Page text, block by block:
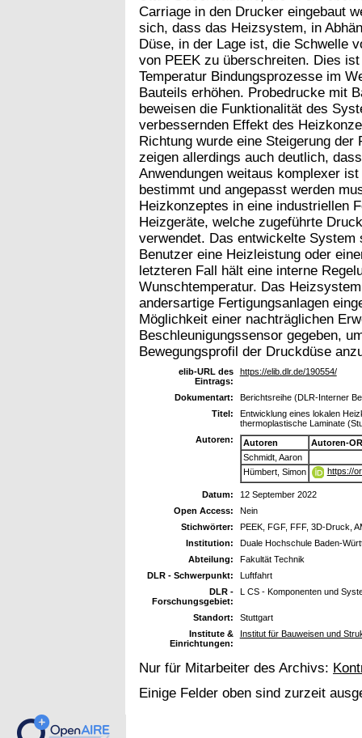
Carriage in den Drucker eingebaut
sich, dass das Heizsystem, in
Düse, in der Lage ist, die Schwelle
von PEEK zu überschreiten. Dies
Temperatur Bindungsprozesse im
Bauteils erhöhen. Probedrucke mit
beweisen die Funktionalität des
verbessernden Effekt des
Richtung wurde eine Steigerung
zeigen allerdings auch deutlich,
Anwendungen weitaus komplexer
bestimmt und angepasst werden
Heizkonzeptes in eine industriellen
Heizgeräte, welche zugeführte
verwendet. Das entwickelte
Benutzer eine Heizleistung oder
letzteren Fall hält eine interne
Wunschtemperatur. Das
andersartige Fertigungsanlagen
Möglichkeit einer nachträglichen
Beschleunigungssensor gegeben,
Bewegungsprofil der Druckdüse
elib-URL des
Eintrags:
https://elib.dlr.de/190554/
Dokumentart:
Berichtsreihe (DLR-Interner
Titel:
Entwicklung eines lokalen
thermoplastische Laminate
Autoren:
Autoren
Autoren-
Schmidt, Aaron
Hümbert, Simon
https://
Datum:
12 September 2022
Open Access:
Nein
Stichwörter:
PEEK, FGF, FFF, 3D-Druck,
Institution:
Duale Hochschule Baden-
Abteilung:
Fakultät Technik
DLR - Schwerpunkt:
Luftfahrt
DLR -
Forschungsgebiet:
L CS - Komponenten und
Standort:
Stuttgart
Institute &
Einrichtungen:
Institut für Bauweisen und
Nur für Mitarbeiter des Archivs:
Einige Felder oben sind zurzeit